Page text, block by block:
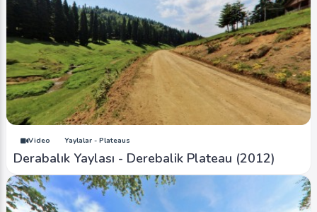
Video Yaylalar - Plateaus
Derabalık Yaylası - Derebalik Plateau (2012)